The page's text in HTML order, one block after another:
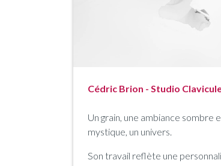
Cédric Brion - Studio
Un grain, une ambiance sombre
mystique, un univers.
Son travail reflète une